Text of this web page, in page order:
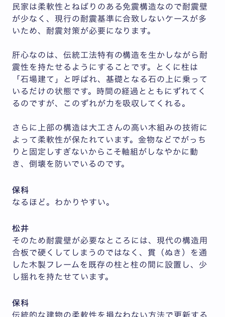
民家は柔軟性とねばりのある免震構造なので耐震壁
が少なく、現行の耐震基準に合致しないケースが多
いため、耐震対策が必要になります。
肝心なのは、伝統工法特有の構造を生かしながら耐
震性を持たせるようにすることです。とくに柱は
「石場建て」と呼ばれ、基礎となる石の上に乗って
いるだけの状態です。時間の経過とともにずれてく
るのですが、このずれが力を吸収してくれる。
さらに上部の構造は大工さんの高い木組みの技術に
よって柔軟性が保たれています。金物などでがっち
りと固定しすぎないからこそ軸組がしなやかに動
き、倒壊を防いでいるのです。
保科
なるほど。わかりやすい。
松井
そのため耐震壁が必要なところには、現代の構造用
合板で硬くしてしまうのではなく、貫（ぬき）を通
した木製フレームを既存の柱と柱の間に設置し、少
し揺れを持たせています。
保科
伝統的な建物の柔軟性を損なわない方法で更新する